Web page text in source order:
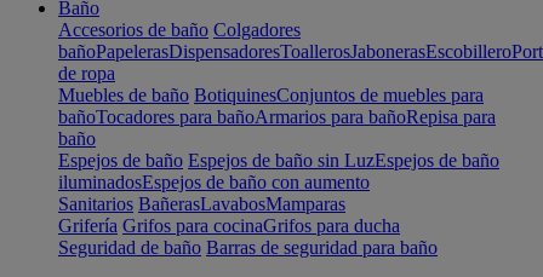
Baño
Accesorios de baño Colgadores
bañoPapelerasDispensadoresToallerosJabonerasEscobillero
de ropa
Muebles de baño BotiquinesConjuntos de muebles para
bañoTocadores para bañoArmarios para bañoRepisa para
baño
Espejos de baño Espejos de baño sin LuzEspejos de baño
iluminadosEspejos de baño con aumento
Sanitarios BañerasLavabosMamparas
Grifería Grifos para cocinaGrifos para ducha
Seguridad de baño Barras de seguridad para baño